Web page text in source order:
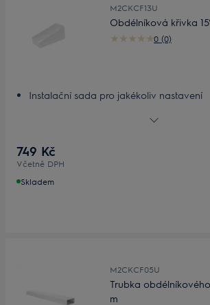
M2CKCF13U
0 (0)
Obdélníková křivka
Instalační sada pro jakékoliv nastavení
749 Kč
Včetně DPH
Skladem
M2CKCF05U
Trubka
m